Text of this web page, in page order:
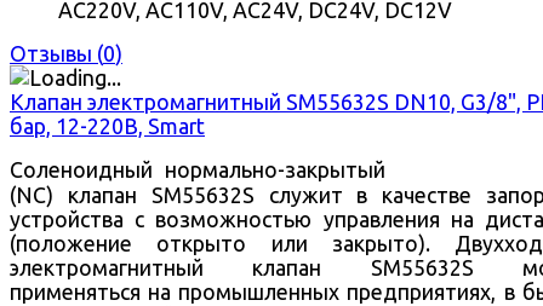
AC220V, AC110V, AC24V, DC24V, DC12V
Отзывы (0)
Клапан электромагнитный SM55632S DN10, G3/8",
бар, 12-220В, Smart
Соленоидный нормально-закрытый
(NC) клапан SM55632S служит в качестве
устройства с возможностью управления на
(положение открыто или закрыто).
электромагнитный клапан SM55632S
применяться на промышленных предприятиях, в